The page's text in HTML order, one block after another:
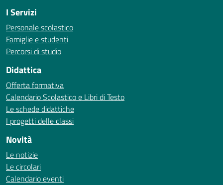
I Servizi
Personale scolastico
Famiglie e studenti
Percorsi di studio
Didattica
Offerta formativa
Calendario Scolastico e Libri di Testo
Le schede didattiche
I progetti delle classi
Novità
Le notizie
Le circolari
Calendario eventi